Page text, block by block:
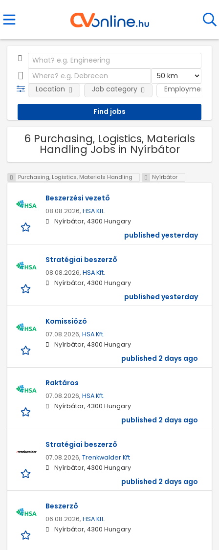
Employment
Location Job category
6 Purchasing, Logistics, Materials
Handling Jobs in Nyírbátor
Purchasing, Logistics, Materials Handling Nyírbátor
Beszerzési vezető
08.08.2026, HSA Kft.
Nyírbátor, 4300 Hungary
published yesterday
Stratégiai beszerző
08.08.2026, HSA Kft.
Nyírbátor, 4300 Hungary
published yesterday
Komissiózó
07.08.2026, HSA Kft.
Nyírbátor, 4300 Hungary
published 2 days ago
Raktáros
07.08.2026, HSA Kft.
Nyírbátor, 4300 Hungary
published 2 days ago
Stratégiai beszerző
07.08.2026, Trenkwalder Kft
Nyírbátor, 4300 Hungary
published 2 days ago
Beszerző
06.08.2026, HSA Kft.
Nyírbátor, 4300 Hungary